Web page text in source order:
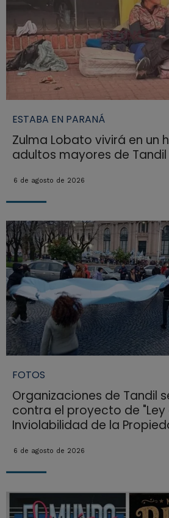
ESTABA EN PARANÁ
Zulma Lobato vivirá en un
adultos mayores de Tandil
6 de agosto de 2026
FOTOS
Organizaciones de Tandil
contra el proyecto de "Ley
Inviolabilidad de la
6 de agosto de 2026